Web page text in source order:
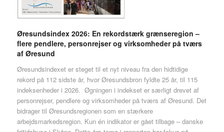
Øresundsindex 2026: En rekordstærk grænseregion –
flere pendlere, personrejser og virksomheder på tværs
af Øresund
Øresundsindexet er steget til et nyt niveau fra den hidtidige
rekord på 112 sidste år, hvor Øresundsbron fyldte 25 år, til 115
indeksenheder i 2026. Øgningen i indekset er særligt drevet af
personrejser, pendlere og virksomheder på tværs af Øresund. Det
bidrager til Øresundsregionen som en stærkere
arbejdsmarkedsregion. Kun én indikator er gået tilbage – danske